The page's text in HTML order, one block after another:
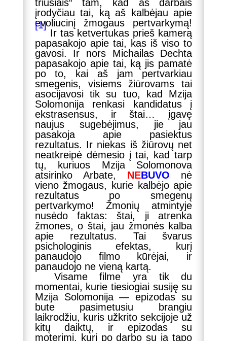
triušiais“ tam, kad aš darbais
įrodyčiau tai, ką aš kalbėjau apie
evoliucinį žmogaus pertvarkymą!
[1]
Ir tas ketvertukas prieš kamerą
papasakojo apie tai, kas iš viso to
gavosi. Ir nors Michailas Dechta
papasakojo apie tai, ką jis pamatė
po to, kai aš jam pertvarkiau
smegenis, visiems žiūrovams tai
asocijavosi tik su tuo, kad Mzija
Solomonija renkasi kandidatus į
ekstrasensus, ir štai… įgavę
naujus sugebėjimus, jie jau
pasakoja apie pasiektus
rezultatus. Ir niekas iš žiūrovų net
neatkreipė dėmesio į tai, kad tarp
tų, kuriuos Mzija Solomonova
atsirinko Arbate, NEBUVO nė
vieno žmogaus, kurie kalbėjo apie
rezultatus po smegenų
pertvarkymo! Žmonių atmintyje
nusėdo faktas: štai, ji atrenka
žmones, o štai, jau žmonės kalba
apie rezultatus. Tai švarus
psichologinis efektas, kurį
panaudojo filmo kūrėjai, ir
panaudojo ne vieną kartą.
Visame filme yra tik du
momentai, kurie tiesiogiai susiję su
Mzija Solomonija — epizodas su
bute pasimetusiu brangiu
laikrodžiu, kuris užkrito sekcijoje už
kitų daiktų, ir epizodas su
moterimi, kuri po darbo su ja tapo